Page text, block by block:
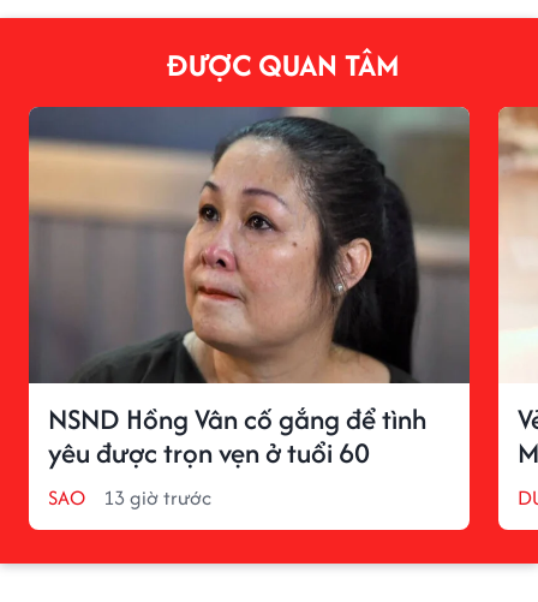
ĐƯỢC QUAN TÂM
NSND Hồng Vân cố gắng để tình
yêu được trọn vẹn ở tuổi 60
SAO 13 giờ trước